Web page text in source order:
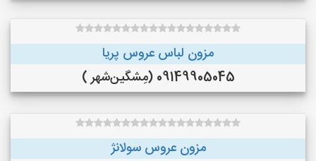
مزون لباس عروس پریا
09149905045 (مِشگین‌شهر )
مزون عروس سولانژ